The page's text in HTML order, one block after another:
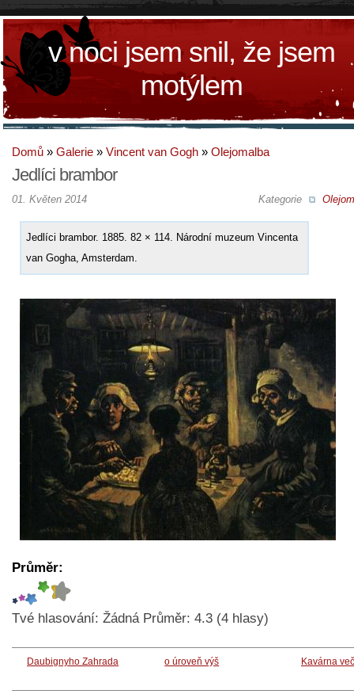
v noci jsem snil, že jsem
motýlem
Domů » Galerie » Vincent van Gogh » Olejomalba
Jedlíci brambor
Kategorie
01. Květen 2014
Jedlíci brambor. 1885. 82 × 114. Národní muzeum Vincenta
van Gogha, Amsterdam.
Průměr:
Tvé hlasování: Žádná Průměr: 4.3 (4 hlasy)
Daubignyho Zahrada o úroveň výš Kavárna